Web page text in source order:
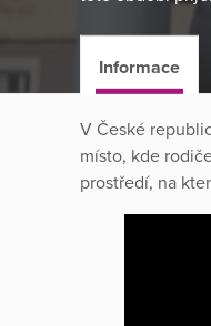
Informace
V České
místo, kde
prostředí, na